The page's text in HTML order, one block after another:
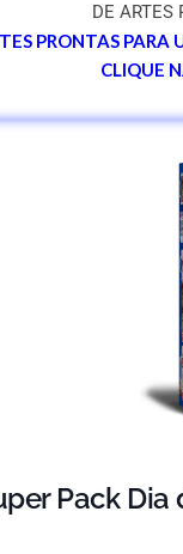
DE ARTES
PRONTAS PARA
CLIQUE
Pack